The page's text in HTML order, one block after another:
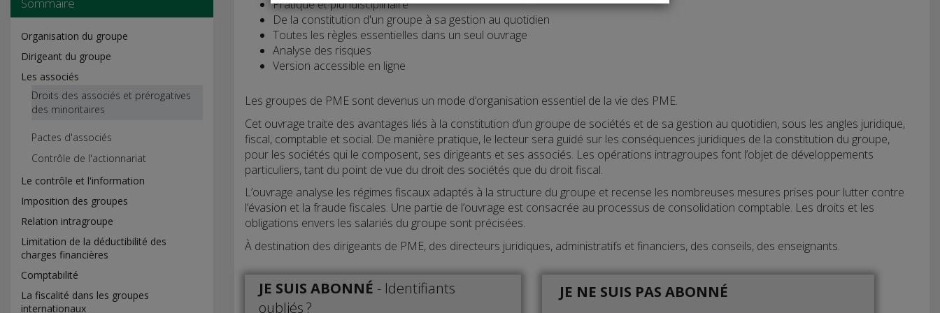
Organisation du groupe
Dirigeant du groupe
Les associés
Droits des associés et prérogatives
des minoritaires
Pactes d'associés
Contrôle de l'actionnariat
Le contrôle et l'information
Imposition des groupes
Relation intragroupe
Limitation de la déductibilité des
charges financières
Comptabilité
La fiscalité dans les groupes
internationaux
Pratique et pluridisciplinaire
De la constitution d'un groupe à sa gestion au quotidien
Toutes les règles essentielles dans un seul ouvrage
Analyse des risques
Version accessible en ligne
Les groupes de PME sont devenus un mode d’organisation essentiel de la vie des PME.
Cet ouvrage traite des avantages liés à la constitution d’un groupe de sociétés et de sa gestion au quotidien, sous les angles juridique,
fiscal, comptable et social. De manière pratique, le lecteur sera guidé sur les conséquences juridiques de la constitution du groupe,
pour les sociétés qui le composent, ses dirigeants et ses associés. Les opérations intragroupes font l’objet de développements
particuliers, tant du point de vue du droit des sociétés que du droit fiscal.
L’ouvrage analyse les régimes fiscaux adaptés à la structure du groupe et recense les nombreuses mesures prises pour lutter contre
l’évasion et la fraude fiscales. Une partie de l’ouvrage est consacrée au processus de consolidation comptable. Les droits et les
obligations envers les salariés du groupe sont précisées.
À destination des dirigeants de PME, des directeurs juridiques, administratifs et financiers, des conseils, des enseignants.
JE SUIS ABONNÉ - Identifiants
oubliés ?
JE NE SUIS PAS ABONNÉ